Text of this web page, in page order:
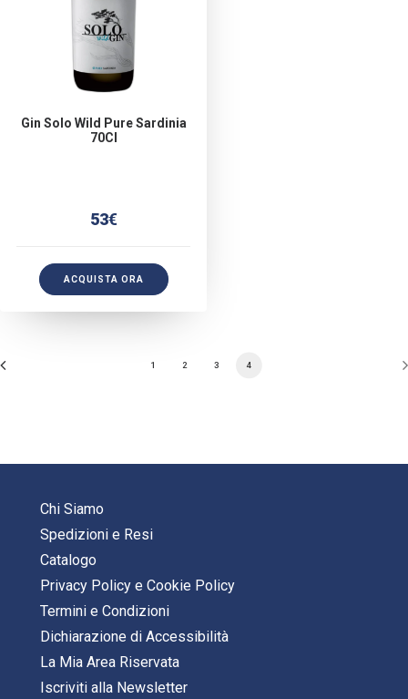
Gin Solo Wild Pure Sardinia
70Cl
53€
ACQUISTA ORA
1 2 3 4
Chi Siamo
Spedizioni e Resi
Catalogo
Privacy Policy e Cookie Policy
Termini e Condizioni
Dichiarazione di Accessibilità
La Mia Area Riservata
Iscriviti alla Newsletter